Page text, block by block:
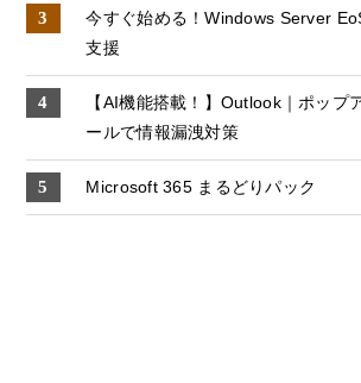
今すぐ始める！Windows Server
支援
【AI機能搭載！】Outlook｜ポップ
ールで情報漏洩対策
Microsoft 365 まるどりパック